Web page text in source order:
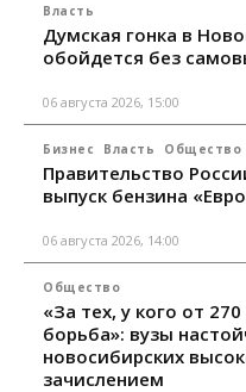
Власть
Думская гонка в
обойдется без
06 августа 2026, 15:00
Бизнес Власть Общество
Правительство
выпуск бензина
06 августа 2026, 14:00
Общество
«За тех, у кого от
борьба»: вузы
новосибирских
зачислением